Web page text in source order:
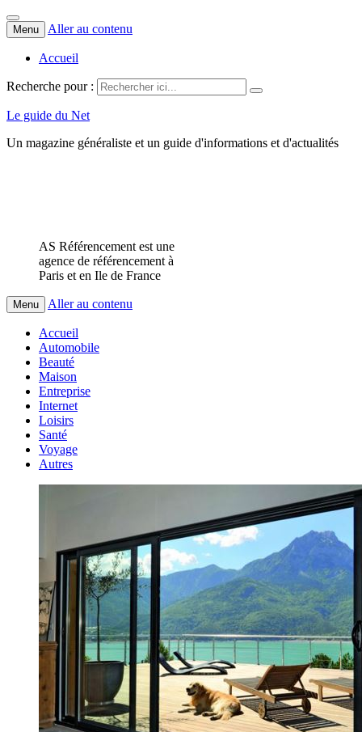
Menu Aller au contenu
Accueil
Recherche pour :
Le guide du Net
Un magazine généraliste et un guide d'informations et d'actualités
AS Référencement est une
agence de référencement à
Paris et en Ile de France
Menu Aller au contenu
Accueil
Automobile
Beauté
Maison
Entreprise
Internet
Loisirs
Santé
Voyage
Autres